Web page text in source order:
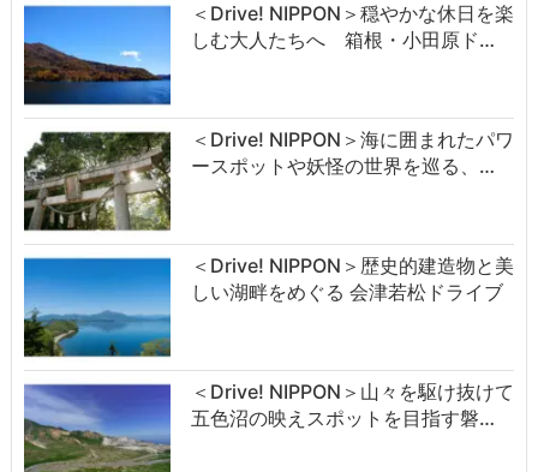
＜Drive! NIPPON＞穏やかな休日を楽
しむ大人たちへ 箱根・小田原ド…
＜Drive! NIPPON＞海に囲まれたパワ
ースポットや妖怪の世界を巡る、…
＜Drive! NIPPON＞歴史的建造物と美
しい湖畔をめぐる 会津若松ドライブ
＜Drive! NIPPON＞山々を駆け抜けて
五色沼の映えスポットを目指す磐…